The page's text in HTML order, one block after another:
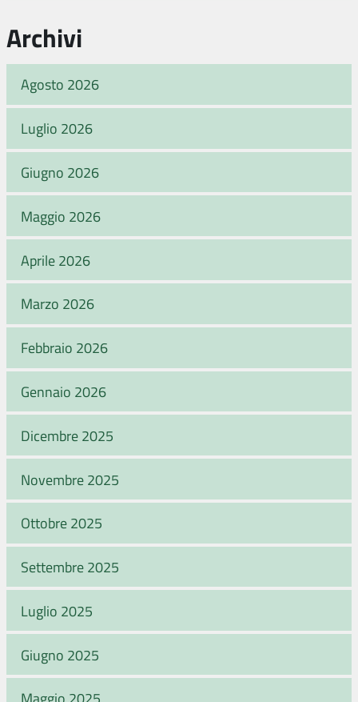
Archivi
Agosto 2026
Luglio 2026
Giugno 2026
Maggio 2026
Aprile 2026
Marzo 2026
Febbraio 2026
Gennaio 2026
Dicembre 2025
Novembre 2025
Ottobre 2025
Settembre 2025
Luglio 2025
Giugno 2025